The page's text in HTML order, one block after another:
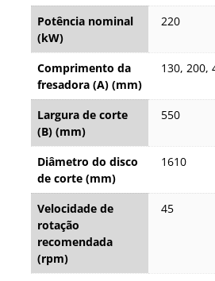
Potência nominal
(kW)
220
Comprimento da
fresadora (A) (mm)
130, 200,
Largura de corte
(B) (mm)
550
Diâmetro do disco
de corte (mm)
1610
Velocidade de
rotação
recomendada
(rpm)
45